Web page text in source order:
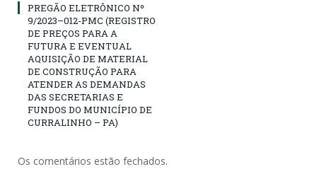
PREGÃO ELETRÔNICO Nº
9/2023–012-PMC (REGISTRO
DE PREÇOS PARA A
FUTURA E EVENTUAL
AQUISIÇÃO DE MATERIAL
DE CONSTRUÇÃO PARA
ATENDER AS DEMANDAS
DAS SECRETARIAS E
FUNDOS DO MUNICÍPIO DE
CURRALINHO – PA)
Os comentários estão fechados.